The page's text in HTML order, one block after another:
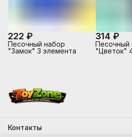
222 ₽
Песочный набор
"Замок" 3 элемента
314 ₽
Песочный
"Цветок"
Контакты